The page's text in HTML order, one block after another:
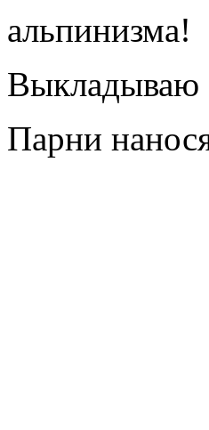
альпинизма!
Выкладываю
Парни